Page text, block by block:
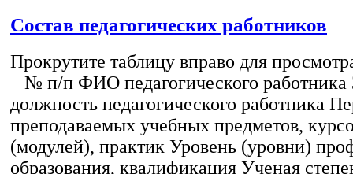
Состав педагогических работников
Прокрутите таблицу вправо для
№ п/п ФИО педагогического работника
должность педагогического работника
преподаваемых учебных предметов,
(модулей), практик Уровень (уровни)
образования, квалификация Ученая